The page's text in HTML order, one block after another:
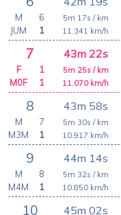
5m 17s / km
11.341 km/h
M
6
JUM
1
7 43m 22s
5m 25s / km
11.070 km/h
F
1
M0F
1
8 43m 58s
5m 30s / km
10.917 km/h
M
7
M3M
1
9 44m 14s
5m 32s / km
10.850 km/h
M
8
M4M
1
10 45m 02s